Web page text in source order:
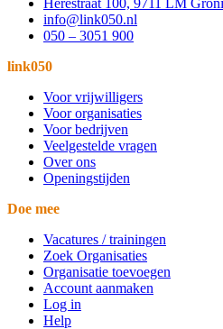
info@link050.nl
050 – 3051 900
link050
Voor vrijwilligers
Voor organisaties
Voor bedrijven
Veelgestelde vragen
Over ons
Openingstijden
Doe mee
Vacatures / trainingen
Zoek Organisaties
Organisatie toevoegen
Account aanmaken
Log in
Help